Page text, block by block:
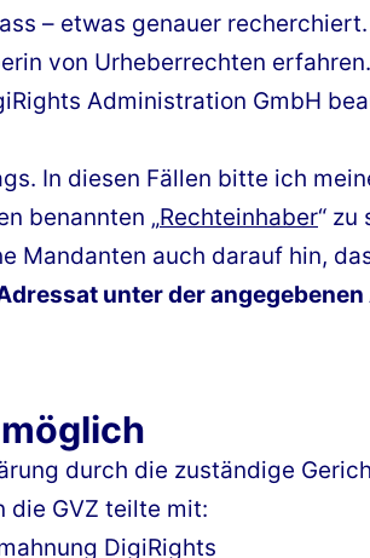
– etwas genauer recherchiert.
von Urheberrechten
Administration GmbH
In diesen Fällen bitte ich
benannten „Rechteinhaber“ zu
Mandanten auch darauf hin,
unter der
durch die zuständige
die GVZ teilte mit: